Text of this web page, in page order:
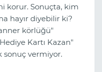
korur. Sonuçta, kim
hayır diyebilir ki?
körlüğü"
Kartı Kazan"
sonuç vermiyor.